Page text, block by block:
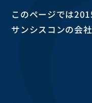
このページでは
サンシスコンの会